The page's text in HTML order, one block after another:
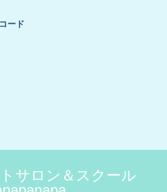
ード
サロン＆スクール